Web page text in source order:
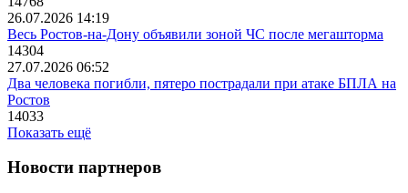
26.07.2026 14:19
Весь Ростов-на-Дону объявили зоной ЧС после мегашторма
14304
27.07.2026 06:52
Два человека погибли, пятеро пострадали при атаке БПЛА на
Ростов
14033
Показать ещё
Новости партнеров